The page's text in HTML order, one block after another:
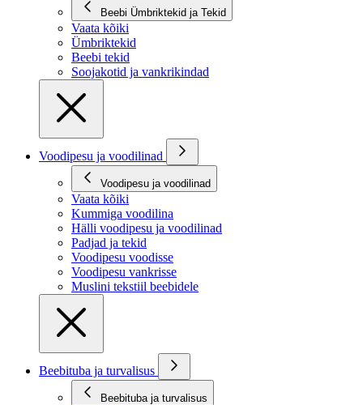
Beebi Ümbriktekid ja Tekid
Vaata kõiki
Ümbriktekid
Beebi tekid
Soojakotid ja vankrikindad
Voodipesu ja voodilinad
Voodipesu ja voodilinad
Vaata kõiki
Kummiga voodilina
Hälli voodipesu ja voodilinad
Padjad ja tekid
Voodipesu voodisse
Voodipesu vankrisse
Muslini tekstiil beebidele
Beebituba ja turvalisus
Beebituba ja turvalisus